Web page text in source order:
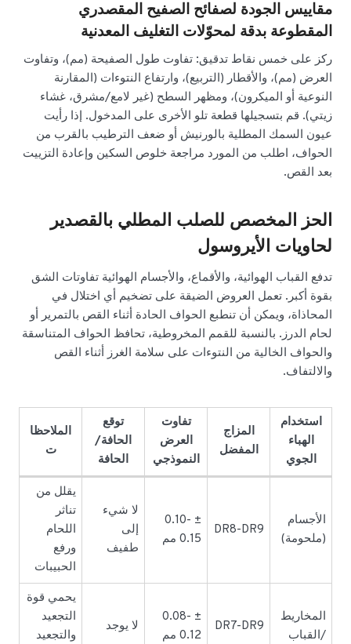
مقاييس الجودة لصفائح الصفيح المقصدري
المقطوعة بدقة لمحوّلات التغليف المعدنية
ركز على خمس نقاط تدقيق: تفاوت طول الصفيحة (مم)، وتفاوت
العرض (مم)، والأقطار (التربيع)، وارتفاع النتوءات (المقارنة
النوعية أو الميكرون)، ومظهر السطح (غير لامع/مشرق، غشاء
زيتي). قم بتسجيلها قطعة تلو الأخرى على المدخول. إذا رأيت
عيون السمك المطلية بالورنيش أو ضعف الترطيب بالقرب من
الحواف، اطلب من المورد مراجعة خلوص السكين وإعادة التزييت
بعد القص.
الحز المخصص للصلب المطلي بالقصدير
لحاويات الأيروسول
تدفع القباب الهوائية، والأقماع، والأجسام الهوائية تفاوتات الشق
بقوة أكبر. تعمل العروض الضيقة على تضخيم أي اختلال في
المحاذاة، ويمكن أن تنطبع الحواف الحادة أثناء القص بالتمرير أو
لحام الدرز. بالنسبة للقمم المخروطية، تحافظ الحواف المتناسقة
والحواف الخالية من النتوءات على سلامة الغرز أثناء القص
والالتفاف.
استخدام
الهباء
الجوي
المزاج
المفضل
تفاوت
العرض
النموذجي
توقع
الحافة/
الحافة
الملاحظا
ت
الأجسام
(ملحومة)
DR8-DR9
± 0.10-
0.15 مم
لا شيء
إلى
طفيف
يقلل من
تناثر
اللحام
ورفع
الحبيبات
المخاريط
/القباب
DR7-DR9
± 0.08-
0.12 مم
لا يوجد
يحمي قوة
التجعيد
والتجعيد